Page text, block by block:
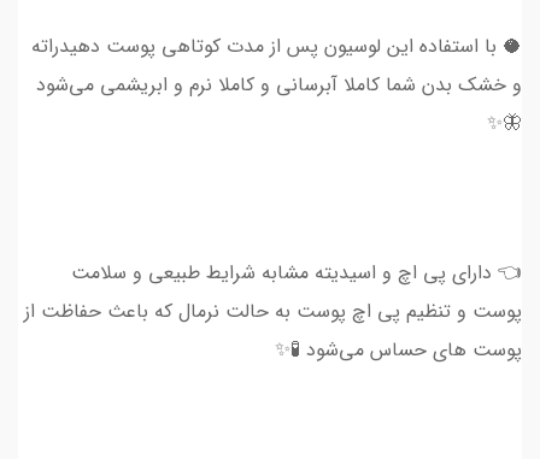
🥥 با استفاده این لوسیون پس از مدت کوتاهی پوست دهیدراته
و خشک بدن شما کاملا آبرسانی و کاملا نرم و ابریشمی می‌شود
🦋✨
👈 دارای پی اچ و اسیدیته مشابه شرایط طبیعی و سلامت
پوست و تنظیم پی اچ پوست به حالت نرمال که باعث حفاظت از
پوست های حساس می‌شود 🧪✨